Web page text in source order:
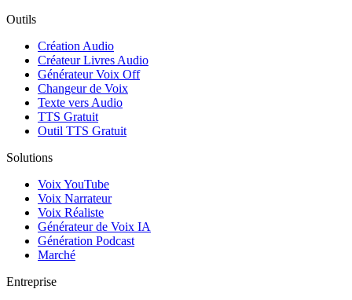
Outils
Création Audio
Créateur Livres Audio
Générateur Voix Off
Changeur de Voix
Texte vers Audio
TTS Gratuit
Outil TTS Gratuit
Solutions
Voix YouTube
Voix Narrateur
Voix Réaliste
Générateur de Voix IA
Génération Podcast
Marché
Entreprise